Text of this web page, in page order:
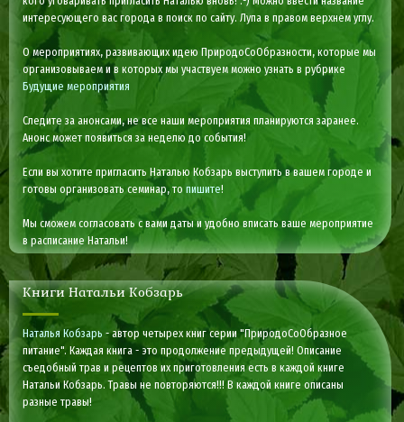
интересующего вас города в поиск по сайту. Лупа в правом верхнем углу.
О мероприятиях, развивающих идею ПриродоСоОбразности, которые мы
организовываем и в которых мы участвуем можно узнать в рубрике
Будущие мероприятия
Следите за анонсами, не все наши мероприятия планируются заранее.
Анонс может появиться за неделю до события!
Если вы хотите пригласить Наталью Кобзарь выступить в вашем городе и
готовы организовать семинар, топишите!
Мы сможем согласовать с вами даты и удобно вписать ваше мероприятие
в расписание Натальи!
Книги Натальи Кобзарь
Наталья Кобзарь - автор четырех книг серии "ПриродоСоОбразное
питание". Каждая книга - это продолжение предыдущей! Описание
съедобный трав и рецептов их приготовления есть в каждой книге
Натальи Кобзарь. Травы не повторяются!!! В каждой книге описаны
разные травы!